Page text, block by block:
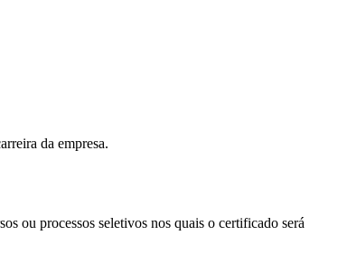
da empresa.
ou processos seletivos nos quais o certificado será